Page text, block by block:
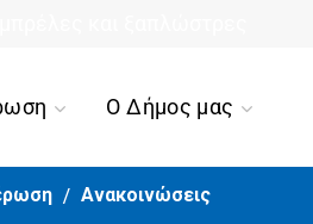
Ο Δήμος μας
Ανακοινώσεις